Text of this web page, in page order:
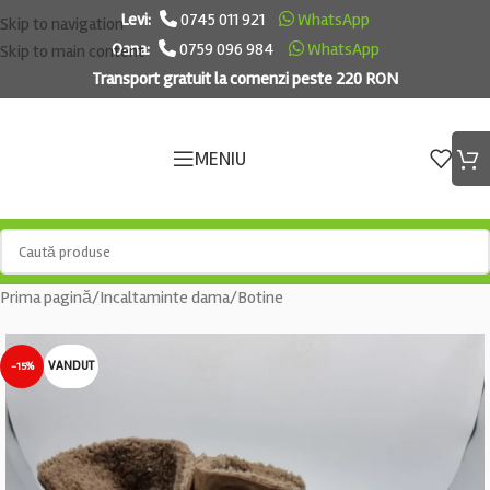
Skip to navigation
Skip to main content
Levi: 0745 011 921
WhatsApp
Oana:
0759 096 984
WhatsApp
Transport gratuit la comenzi peste 220 RON
MENIU
Prima pagină/Incaltaminte dama/Botine
-15% VANDUT